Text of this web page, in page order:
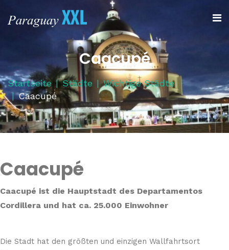
Caacupé
Startseite Städte
Wichtige Städte
Caacupé
Caacupé
Caacupé ist die Hauptstadt des Departamentos
Cordillera und hat ca. 25.000 Einwohner
Die Stadt hat den größten und einzigen Wallfahrtsort